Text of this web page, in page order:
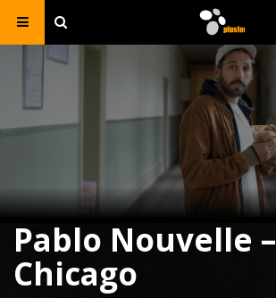
Pablo Nouvelle –
Chicago